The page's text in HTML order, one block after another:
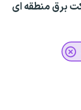
برق منطقه ای